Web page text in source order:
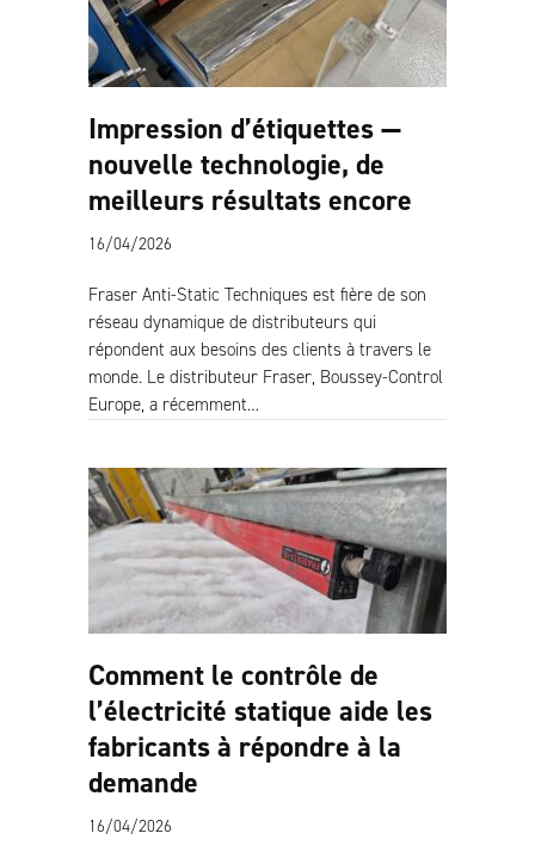
Impression d’étiquettes —
nouvelle technologie, de
meilleurs résultats encore
16/04/2026
Fraser Anti-Static Techniques est fière de son
réseau dynamique de distributeurs qui
répondent aux besoins des clients à travers le
monde. Le distributeur Fraser, Boussey-Control
Europe, a récemment…
Comment le contrôle de
l’électricité statique aide les
fabricants à répondre à la
demande
16/04/2026